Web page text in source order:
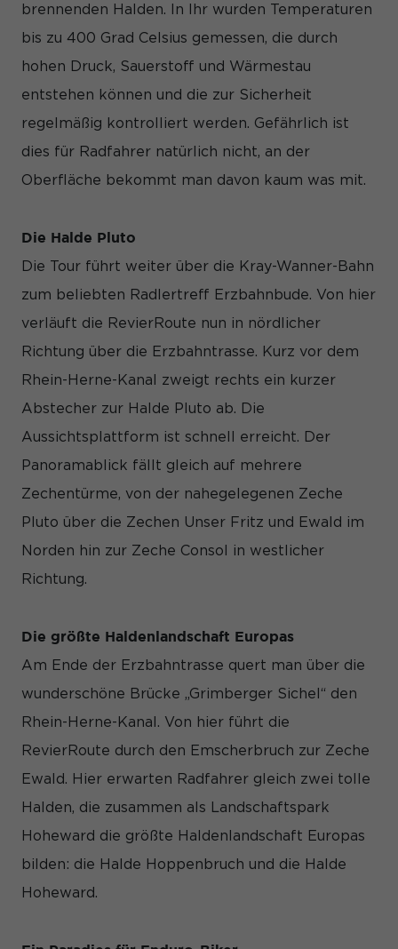
brennenden Halden. In Ihr wurden Temperaturen
bis zu 400 Grad Celsius gemessen, die durch
hohen Druck, Sauerstoff und Wärmestau
entstehen können und die zur Sicherheit
regelmäßig kontrolliert werden. Gefährlich ist
dies für Radfahrer natürlich nicht, an der
Oberfläche bekommt man davon kaum was mit.
Die Halde Pluto
Die Tour führt weiter über die Kray-Wanner-Bahn
zum beliebten Radlertreff Erzbahnbude. Von hier
verläuft die RevierRoute nun in nördlicher
Richtung über die Erzbahntrasse. Kurz vor dem
Rhein-Herne-Kanal zweigt rechts ein kurzer
Abstecher zur Halde Pluto ab. Die
Aussichtsplattform ist schnell erreicht. Der
Panoramablick fällt gleich auf mehrere
Zechentürme, von der nahegelegenen Zeche
Pluto über die Zechen Unser Fritz und Ewald im
Norden hin zur Zeche Consol in westlicher
Richtung.
Die größte Haldenlandschaft Europas
Am Ende der Erzbahntrasse quert man über die
wunderschöne Brücke „Grimberger Sichel“ den
Rhein-Herne-Kanal. Von hier führt die
RevierRoute durch den Emscherbruch zur Zeche
Ewald. Hier erwarten Radfahrer gleich zwei tolle
Halden, die zusammen als Landschaftspark
Hoheward die größte Haldenlandschaft Europas
bilden: die Halde Hoppenbruch und die Halde
Hoheward.